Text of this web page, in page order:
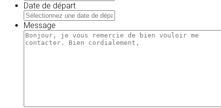
JJ
slash
AAAA
Date de départ
JJ
slash
Message